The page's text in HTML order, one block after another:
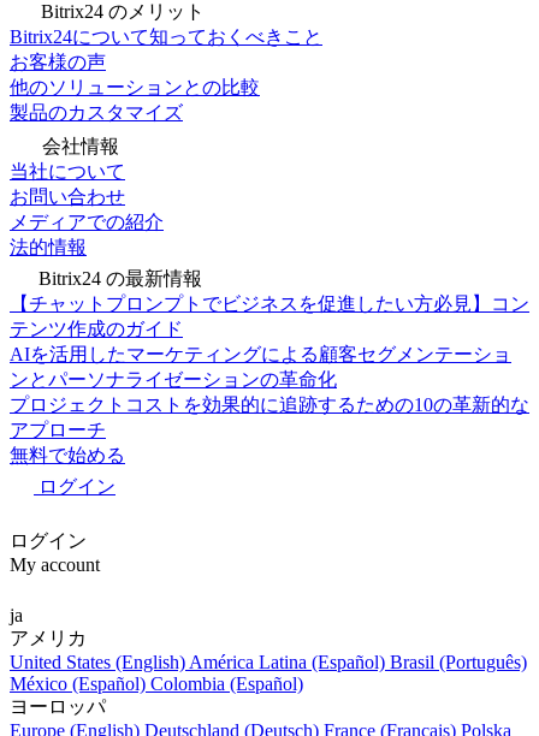
Bitrix24 のメリット
Bitrix24について知っておくべきこと
お客様の声
他のソリューションとの比較
製品のカスタマイズ
会社情報
当社について
お問い合わせ
メディアでの紹介
法的情報
Bitrix24 の最新情報
【チャットプロンプトでビジネスを促進したい方必見】コン
テンツ作成のガイド
AIを活用したマーケティングによる顧客セグメンテーショ
ンとパーソナライゼーションの革命化
プロジェクトコストを効果的に追跡するための10の革新的な
アプローチ
無料で始める
ログイン
ログイン
My account
ja
アメリカ
United States (English) América Latina (Español) Brasil (Português)
México (Español) Colombia (Español)
ヨーロッパ
Europe (English) Deutschland (Deutsch) France (Français) Polska